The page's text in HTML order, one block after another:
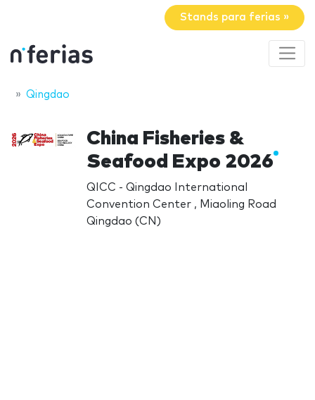
Stands para ferias »
Qingdao
China Fisheries &
Seafood Expo 2026
QICC - Qingdao International
Convention Center , Miaoling Road
Qingdao (CN)